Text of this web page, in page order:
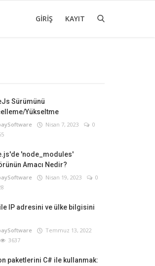
GIRIŞ KAYIT
Sürümünü
Yükseltme
Nisan 7, 2023
0
'node_modules'
Amacı Nedir?
Nisan 19, 2023
0
IP adresini ve ülke bilgisini
Temmuz 13, 2022
3637
paketlerini C# ile kullanmak: